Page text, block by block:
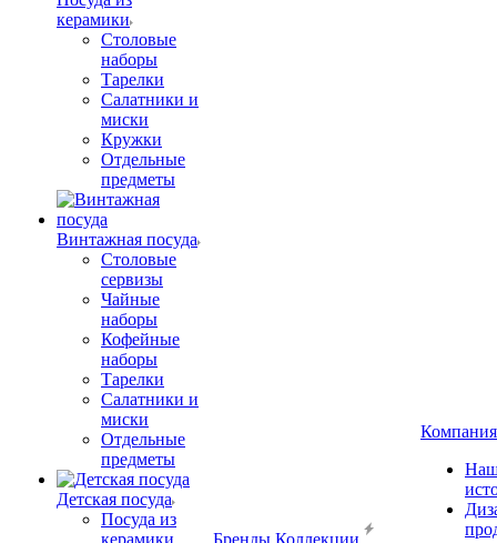
керамики
Столовые
наборы
Тарелки
Салатники и
миски
Кружки
Отдельные
предметы
Винтажная посуда
Столовые
сервизы
Чайные
наборы
Кофейные
наборы
Тарелки
Салатники и
миски
Отдельные
предметы
Детская посуда
Посуда из
керамики
Бренды Коллекции
Компания